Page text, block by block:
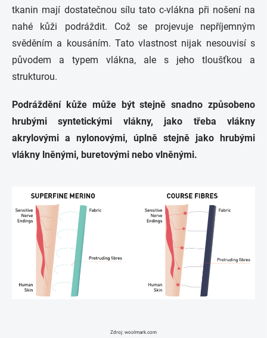
tkanin mají dostatečnou sílu tato c-vlákna při nošení na
nahé kůži podráždit. Což se projevuje nepříjemným
svěděním a kousáním. Tato vlastnost nijak nesouvisí s
původem a typem vlákna, ale s jeho tloušťkou a
strukturou.
Podráždění kůže může být stejně snadno způsobeno
hrubými syntetickými vlákny, jako třeba vlákny
akrylovými a nylonovými, úplně stejně jako hrubými
vlákny lněnými, buretovými nebo vlněnými.
Zdroj: woolmark.com